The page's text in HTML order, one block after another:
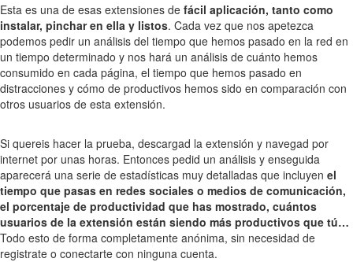
Esta es una de esas extensiones de fácil aplicación, tanto como
instalar, pinchar en ella y listos. Cada vez que nos apetezca
podemos pedir un análisis del tiempo que hemos pasado en la red en
un tiempo determinado y nos hará un análisis de cuánto hemos
consumido en cada página, el tiempo que hemos pasado en
distracciones y cómo de productivos hemos sido en comparación con
otros usuarios de esta extensión.
Si quereis hacer la prueba, descargad la extensión y navegad por
internet por unas horas. Entonces pedid un análisis y enseguida
aparecerá una serie de estadísticas muy detalladas que incluyen el
tiempo que pasas en redes sociales o medios de comunicación,
el porcentaje de productividad que has mostrado, cuántos
usuarios de la extensión están siendo más productivos que tú…
Todo esto de forma completamente anónima, sin necesidad de
registrate o conectarte con ninguna cuenta.